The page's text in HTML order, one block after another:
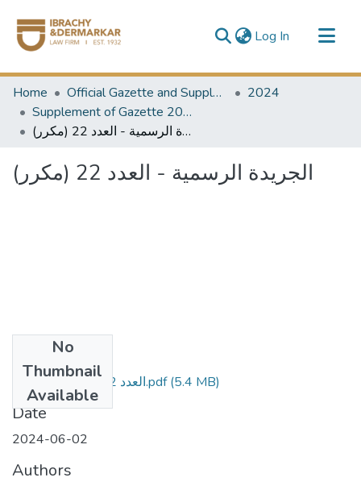
Log In (current)
Communities & Collections
All of DSpace
Home Official Gazette and Supplement
2024
Supplement of Gazette 2024
الجريدة الرسمية - العدد 22 (مكرر)
الجريدة الرسمية - العدد 22 (مكرر)
No
Thumbnail
Available
العدد 22 مكرر - مؤمن.pdf(5.4 MB)
Date
2024-06-02
Authors